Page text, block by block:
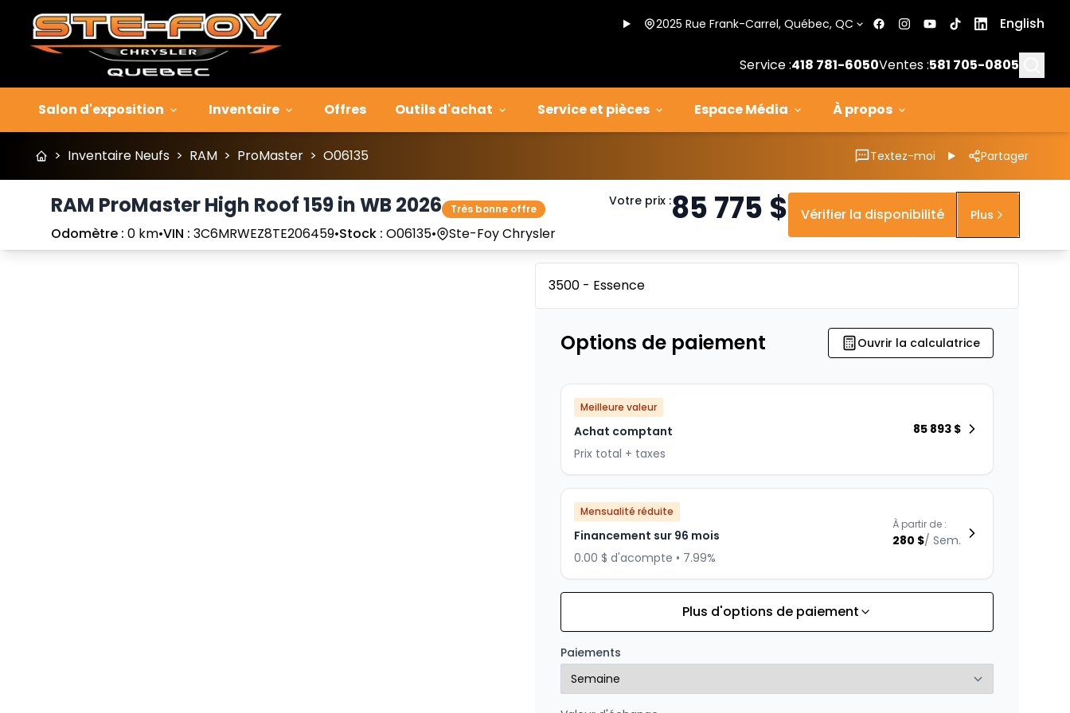
2025 Rue Frank-Carrel, Québec, QC English
Service :418 781-6050Ventes :581 705-0805
Salon d'exposition Inventaire Offres Outils d'achat Service et pièces Espace Média À propos
> Inventaire Neufs > RAM > ProMaster > O06135 Textez-moi Partager
RAM ProMaster High Roof 159 in WB 2026 Très bonne offre
Odomètre : 0 km•VIN : 3C6MRWEZ8TE206459•Stock : O06135• Ste-Foy Chrysler
Votre prix :85 775 $ Vérifier la disponibilité Plus
3500 - Essence
Options de paiement Ouvrir la calculatrice
Meilleure valeur
Achat comptant
Prix total + taxes
85 893 $
Mensualité réduite
Financement sur 96 mois
0.00 $ d'acompte • 7.99%
À partir de :
280 $/ Sem.
Financement sur 84 mois
0.00 $ d'acompte • 7.99%
À partir de :
Plus d'options de paiement
Paiements